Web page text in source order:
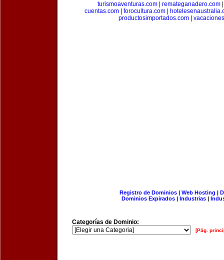
turismoaventuras.com| remateganadero.com
cuentas.com
forocultura.com
productosimportados.com
Registro de Dominios| Web Hosting |
Dominios Expirados | Industrias |
Categorías de Dominio:
[Pág.